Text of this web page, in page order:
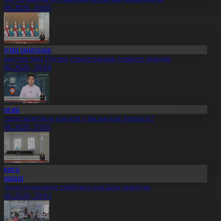
20:05
оқиғалар
мен Грузия стратегиялық серіктес атанды
20:04
кезегінде кімдерге басымдық беріледі?
20:03
ауданында теміржол вокзалы ашылды
20:03